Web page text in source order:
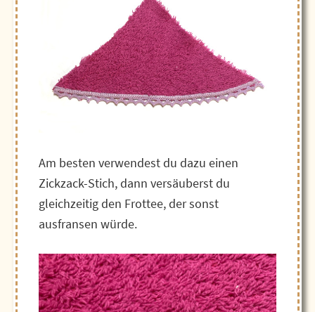
Am besten verwendest du dazu einen
Zickzack-Stich, dann versäuberst du
gleichzeitig den Frottee, der sonst
ausfransen würde.